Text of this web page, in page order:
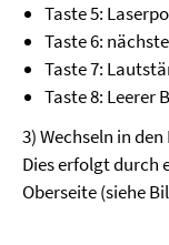
Taste 5:
Taste 6:
Taste 7:
Taste 8: Leerer
3) Wechseln in
Dies erfolgt durch
Oberseite (siehe